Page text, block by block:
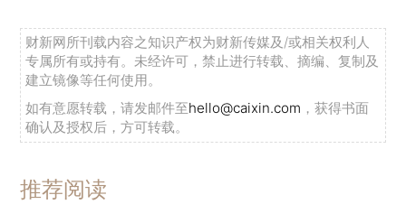
财新网所刊载内容之知识产权为财新传媒及/或相关权利人
专属所有或持有。未经许可，禁止进行转载、摘编、复制及
建立镜像等任何使用。
如有意愿转载，请发邮件至hello@caixin.com ，获得书面
确认及授权后，方可转载。
推荐阅读